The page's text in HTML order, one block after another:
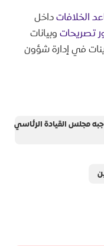
الخلافاتداخل
تصريحاتوبيانات
في إدارة شؤون
مجلس القيادة الرئاسي